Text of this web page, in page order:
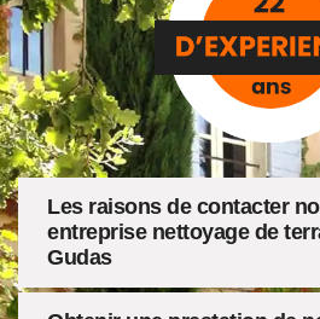
Les raisons de contacter
entreprise nettoyage de
Gudas